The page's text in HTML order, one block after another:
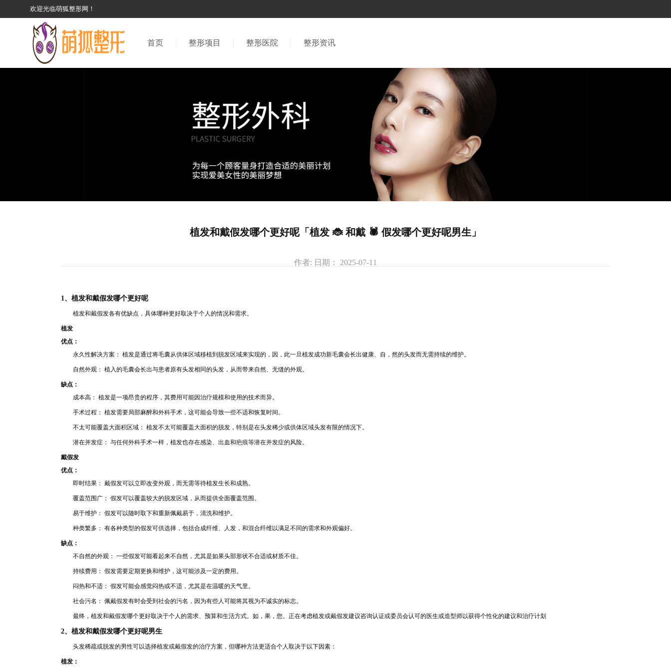
欢迎光临萌狐整形网！
首页 整形项目 整形医院 整形资讯
植发和戴假发哪个更好呢「植发 🐞 和戴 🕷 假发哪个更好呢男生」
作者: 日期： 2025-07-11
1、植发和戴假发哪个更好呢
植发和戴假发各有优缺点，具体哪种更好取决于个人的情况和需求。
植发
优点：
永久性解决方案： 植发是通过将毛囊从供体区域移植到脱发区域来实现的，因，此一旦植发成功新毛囊会长出健康、自，然的头发而无需持续的维护。
自然外观： 植入的毛囊会长出与患者原有头发相同的头发，从而带来自然、无缝的外观。
缺点：
成本高： 植发是一项昂贵的程序，其费用可能因治疗规模和使用的技术而异。
手术过程： 植发需要局部麻醉和外科手术 ，这可能会导致一些不适和恢复时间。
不太可能覆盖大面积区域 ： 植发不太可能覆盖大面积的脱发，特别是在头发稀少或供体区域头发有限的情况下。
潜在并发症： 与任何外科手术一样 ，植发也存在感染、出血和疤痕等潜在并发症的风险。
戴假发
优点：
即时结果： 戴假发可以立即改变外观，而无需等待植发生长和成熟。
覆盖范围广： 假发可以覆盖较大的脱发区域，从而提供全面覆盖范围。
易于维护： 假发可以随时取下和重新佩戴易于，清洗和维护。
种类繁多： 有各种类型的假发可供选择，包括合成纤维、人发，和混合纤维以满足不同的需求和外观偏好。
缺点：
不自然的外观： 一些假发可能看起来不自然，尤其是如果头部形状不合适或材质不佳。
持续费用： 假发需要定期更换和维护，这可能涉及一定的费用。
闷热和不适： 假发可能会感觉闷热或不适，尤其是在温暖的天气里 。
社会污名： 佩戴假发有时会受到社会的污名，因为有些人可能将其视为不诚实的标志。
最终，植发和戴假发哪个更好取决于个人的需求、预算和生活方式。如，果，您。正在考虑植发或戴假发建议咨询认证或委员会认可的医生或造型师以获得个性化的建议和治疗计划
2、植发和戴假发哪个更好呢男生
头发稀疏或脱发的男性可以选择植发或戴假发的治疗方案，但哪种方法更适合个人 取决于以下因素：
植发：